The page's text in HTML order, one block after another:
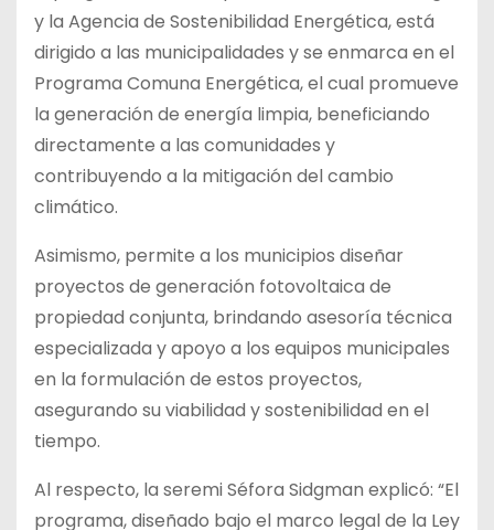
y la Agencia de Sostenibilidad Energética, está
dirigido a las municipalidades y se enmarca en el
Programa Comuna Energética, el cual promueve
la generación de energía limpia, beneficiando
directamente a las comunidades y
contribuyendo a la mitigación del cambio
climático.
Asimismo, permite a los municipios diseñar
proyectos de generación fotovoltaica de
propiedad conjunta, brindando asesoría técnica
especializada y apoyo a los equipos municipales
en la formulación de estos proyectos,
asegurando su viabilidad y sostenibilidad en el
tiempo.
Al respecto, la seremi Séfora Sidgman explicó: “El
programa, diseñado bajo el marco legal de la Ley